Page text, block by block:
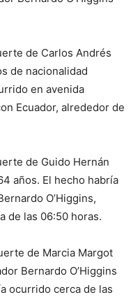
de Carlos Andrés
de nacionalidad
en avenida
Ecuador, alrededor de
de Guido Hernán
años. El hecho habría
O’Higgins,
de las 06:50 horas.
de Marcia Margot
Bernardo O’Higgins
ocurrido cerca de las